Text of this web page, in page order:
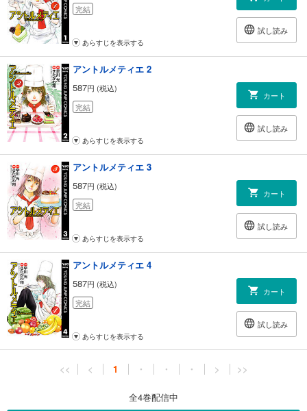
完結
試し読み
あらすじを表示する
アントルメティエ 2
587円 (税込)
完結
カート
試し読み
あらすじを表示する
アントルメティエ 3
587円 (税込)
完結
カート
試し読み
あらすじを表示する
アントルメティエ 4
587円 (税込)
完結
カート
試し読み
あらすじを表示する
<< < 1 ・ ・ ・ > >>
全4巻配信中